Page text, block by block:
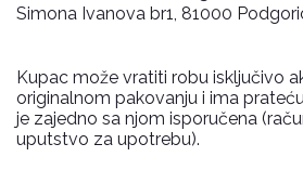
Simona Ivanova br1, 81000
Kupac može vratiti robu isključivo
originalnom pakovanju i ima
je zajedno sa njom isporučena
uputstvo za upotrebu).